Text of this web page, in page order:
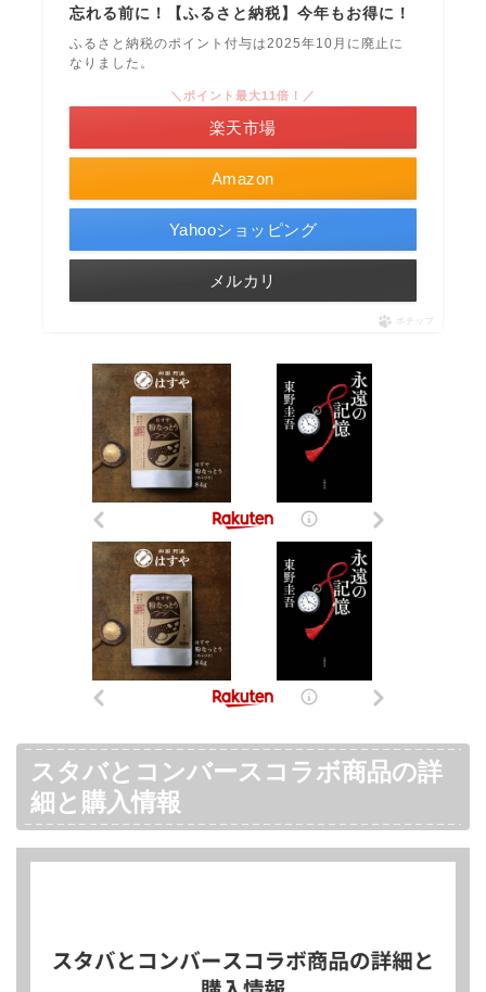
忘れる前に！【ふるさと納税】今年もお得に！
ふるさと納税のポイント付与は2025年10月に廃止に
なりました。
Amazon
＼ポイント最大11倍！／
楽天市場
Yahooショッピング
メルカリ
ポチップ
スタバとコンバースコラボ商品の詳
細と購入情報